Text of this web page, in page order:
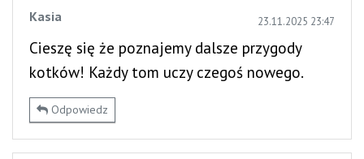
Kasia 23.11.2025 23:47
Cieszę się że poznajemy dalsze przygody
kotków! Każdy tom uczy czegoś nowego.
Odpowiedz